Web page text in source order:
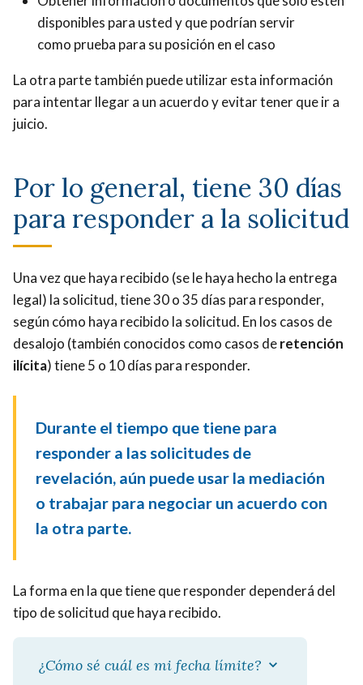
disponibles para usted y que podrían servir
como prueba para su posición en el caso
La otra parte también puede utilizar esta información
para intentar llegar a un acuerdo y evitar tener que ir a
juicio.
Por lo general, tiene 30 días
para responder a la solicitud
Una vez que haya recibido (se le haya hecho la entrega
legal) la solicitud, tiene 30 o 35 días para responder,
según cómo haya recibido la solicitud. En los casos de
desalojo (también conocidos como casos deretención
ilícita) tiene 5 o 10 días para responder.
Durante el tiempo que tiene para
responder a las solicitudes de
revelación, aún puede usar la mediación
o trabajar para negociar un acuerdo con
la otra parte.
La forma en la que tiene que responder dependerá del
tipo de solicitud que haya recibido.
¿Cómo sé cuál es mi fecha límite?